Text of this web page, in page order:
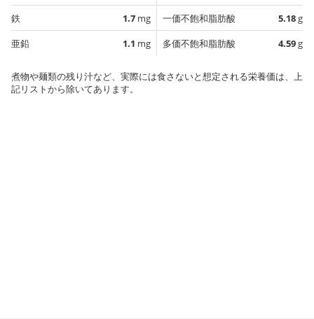
鉄
1.7 mg
亜鉛
1.1 mg
一価不飽和脂肪酸
5.18g
多価不飽和脂肪酸
4.59g
煮物や麺類の残り汁など、実際には食さないと想定される栄養価は、上
記リストから除いてあります。